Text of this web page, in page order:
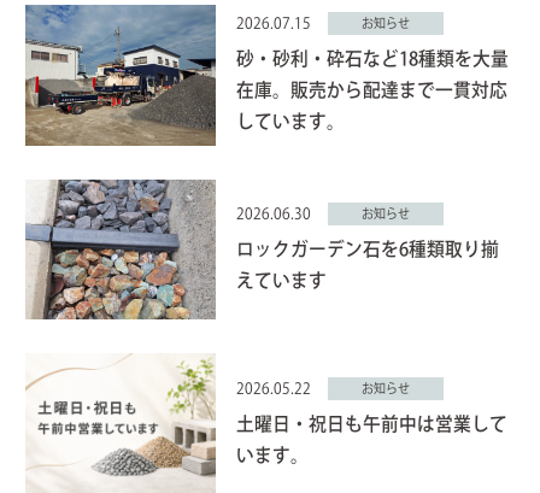
2026.07.15 お知らせ
砂・砂利・砕石など18種類を大量
在庫。販売から配達まで一貫対応
しています。
2026.06.30 お知らせ
ロックガーデン石を6種類取り揃
えています
2026.05.22 お知らせ
土曜日・祝日も午前中は営業して
います。